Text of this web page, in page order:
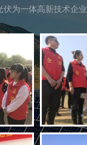
伏为一体高新技术企业